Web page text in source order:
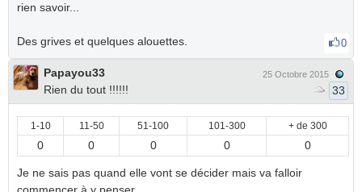
rien savoir...
Des grives et quelques alouettes. 0
Papayou33
Rien du tout !!!!!!
25 Octobre 2015
33
1-10 11-50 51-100 101-300 + de 300
0 0 0 0 0
Je ne sais pas quand elle vont se décider mais va falloir